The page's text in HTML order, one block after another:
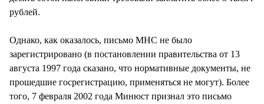
рублей.
Однако, как оказалось, письмо МНС не было
зарегистрировано (в постановлении правительства от 13
августа 1997 года сказано, что нормативные документы, не
прошедшие госрегистрацию, применяться не могут). Более
того, 7 февраля 2002 года Минюст признал это письмо